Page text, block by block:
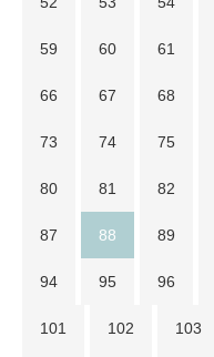
59 60 61
66 67 68
73 74 75
80 81 82
87 88 89
94 95 96
101 102 103